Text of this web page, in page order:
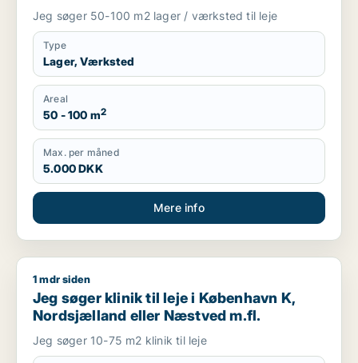
Jeg søger 50-100 m2 lager / værksted til leje
Type
Lager, Værksted
Areal
50 - 100 m2
Max. per måned
5.000 DKK
Mere info
Jeg søger klinik til leje i København K, Nordsjælland eller
1 mdr siden
Jeg søger klinik til leje i København K,
Nordsjælland eller Næstved m.fl.
Jeg søger 10-75 m2 klinik til leje